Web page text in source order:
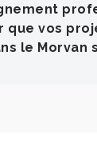
que vos
le Morvan